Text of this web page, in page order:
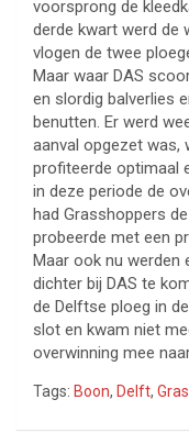
voorsprong de
derde kwart werd de
vlogen de twee
Maar waar DAS
en slordig balverlies
benutten. Er werd
aanval opgezet was,
profiteerde optimaal
in deze periode de
had Grasshoppers
probeerde met een
Maar ook nu werden
dichter bij DAS te
de Delftse ploeg in
slot en kwam niet
overwinning mee
Tags: Boon, Delft,